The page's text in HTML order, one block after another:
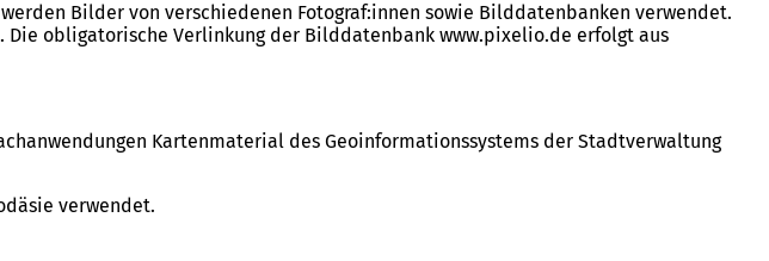
Bilder von verschiedenen Fotograf:innen sowie Bilddatenbanken verwendet.
obligatorische Verlinkung der Bilddatenbank www.pixelio.de erfolgt aus
Kartenmaterial des Geoinformationssystems der Stadtverwaltung
verwendet.